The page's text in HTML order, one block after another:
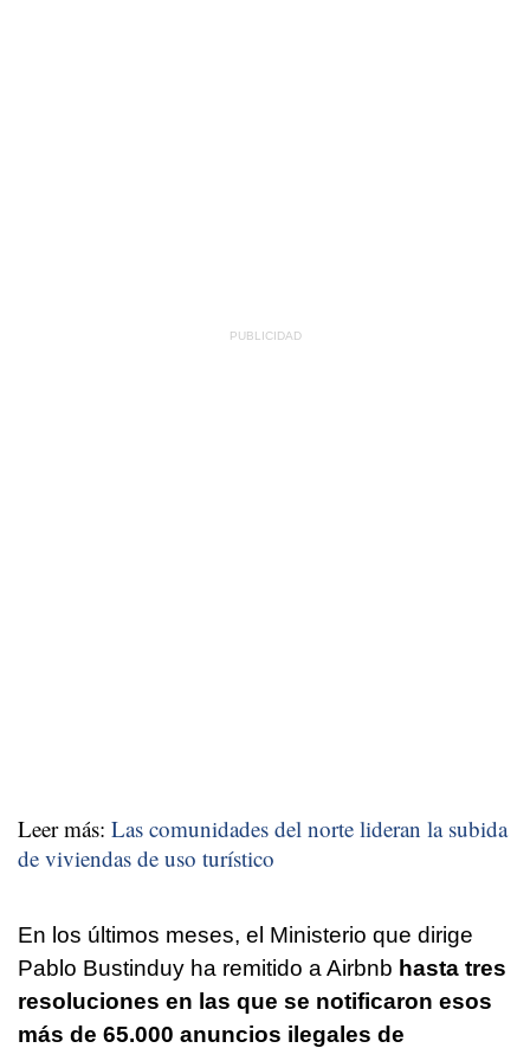
Leer más: Las comunidades del norte lideran la subida
de viviendas de uso turístico
En los últimos meses, el Ministerio que dirige
Pablo Bustinduy ha remitido a Airbnb hasta tres
resoluciones en las que se notificaron esos
más de 65.000 anuncios ilegales de